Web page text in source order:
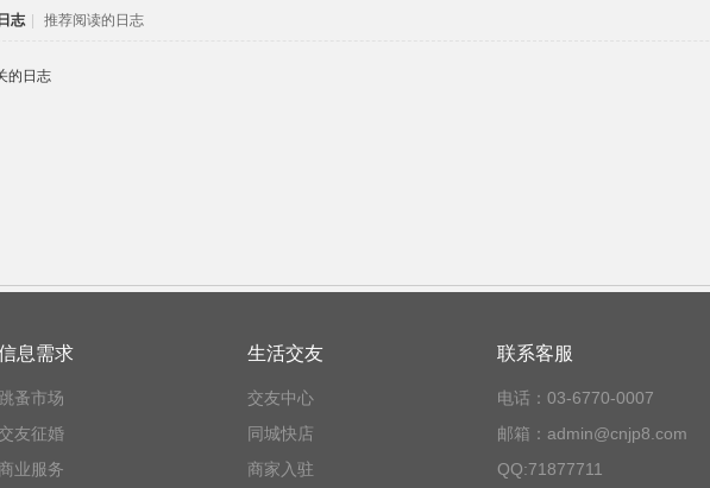
志 推荐阅读的日志
的日志
息需求
跳蚤市场
友征婚
商业服务
生活交友
交友中心
同城快店
商家入驻
联系客服
电话：03-6770-0007
邮箱：admin@cnjp8.com
QQ:71877711